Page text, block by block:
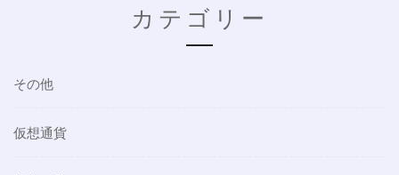
カテゴリー
その他
仮想通貨